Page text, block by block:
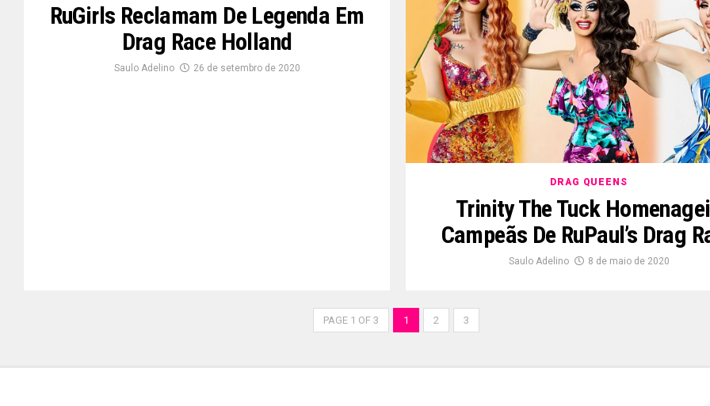
RuGirls Reclamam De Legenda Em
Drag Race Holland
Saulo Adelino 26 de setembro de 2020
DRAG QUEENS
Trinity The Tuck
Campeãs De RuPaul’s Drag
Saulo Adelino 8 de maio de 2020
PAGE 1 OF 3 1 2 3